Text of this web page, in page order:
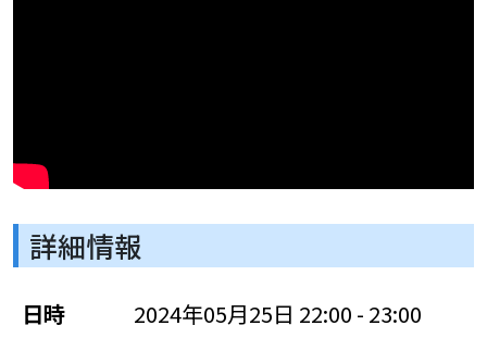
詳細情報
日時
2024年05月25日 22:00 - 23:00